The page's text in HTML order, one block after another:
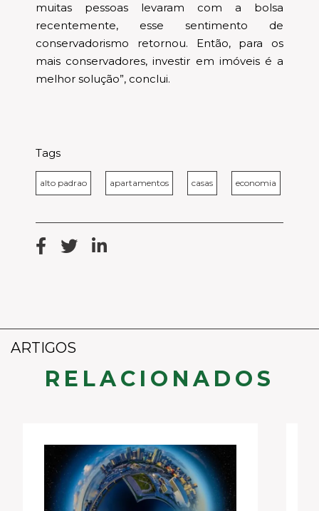
muitas pessoas levaram com a bolsa
recentemente, esse sentimento de
conservadorismo retornou. Então, para os
mais conservadores, investir em imóveis é a
melhor solução”, conclui.
Tags
alto padrao apartamentos casas economia
ARTIGOS
RELACIONADOS